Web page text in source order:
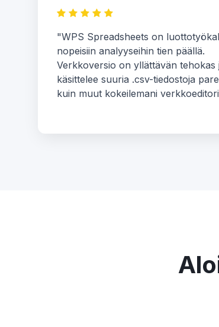
"WPS Spreadsheets on
nopeisiin analyyseihin tien päällä.
Verkkoversio on yllättävän tehokas
käsittelee suuria .csv-tiedostoja
kuin muut kokeilemani